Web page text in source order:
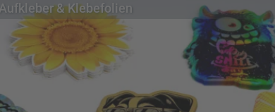
Aufkleber & Klebefolien